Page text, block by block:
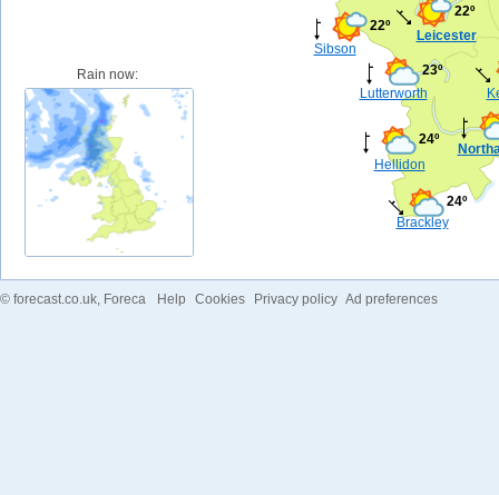
Leicester
22º
Brackley
24º
Lutterworth
23º
Sibson
22º
Hellidon
24º
Rain now:
© forecast.co.uk , Foreca Help Cookies Privacy policy Ad preferences